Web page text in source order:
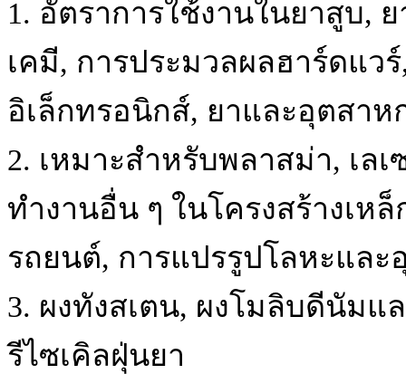
1. อัตราการใช้งานในยาสูบ,
เคมี, การประมวลผลฮาร์ดแว
อิเล็กทรอนิกส์, ยาและอุตสา
2. เหมาะสำหรับพลาสม่า, เล
ทำงานอื่น ๆ ในโครงสร้างเห
รถยนต์, การแปรรูปโลหะและ
3. ผงทังสเตน, ผงโมลิบดีนัมแ
รีไซเคิลฝุ่นยา